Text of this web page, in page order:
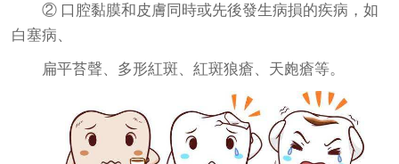
② 口腔黏膜和皮膚同時或先後發生病損的疾病，如
白塞病、
扁平苔聲、多形紅斑、紅斑狼瘡、天皰瘡等。